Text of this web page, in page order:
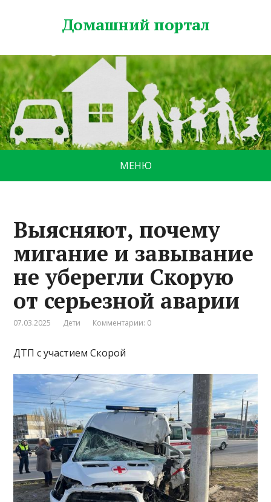
Домашний портал
МЕНЮ
Выясняют, почему
мигание и завывание
не уберегли Скорую
от серьезной аварии
07.03.2025 Дети Комментарии: 0
ДТП с участием Скорой